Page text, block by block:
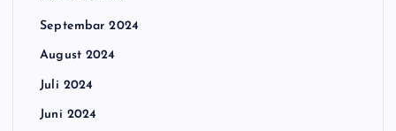
Septembar 2024
August 2024
Juli 2024
Juni 2024